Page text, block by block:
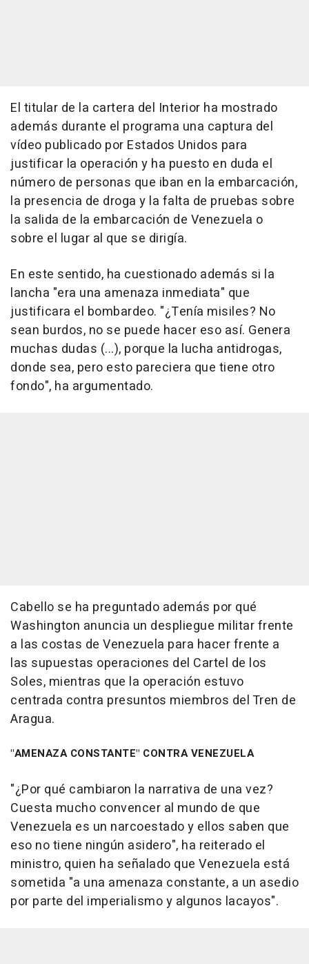
El titular de la cartera del Interior ha mostrado
además durante el programa una captura del
vídeo publicado por Estados Unidos para
justificar la operación y ha puesto en duda el
número de personas que iban en la embarcación,
la presencia de droga y la falta de pruebas sobre
la salida de la embarcación de Venezuela o
sobre el lugar al que se dirigía.
En este sentido, ha cuestionado además si la
lancha "era una amenaza inmediata" que
justificara el bombardeo. "¿Tenía misiles? No
sean burdos, no se puede hacer eso así. Genera
muchas dudas (...), porque la lucha antidrogas,
donde sea, pero esto pareciera que tiene otro
fondo", ha argumentado.
Cabello se ha preguntado además por qué
Washington anuncia un despliegue militar frente
a las costas de Venezuela para hacer frente a
las supuestas operaciones del Cartel de los
Soles, mientras que la operación estuvo
centrada contra presuntos miembros del Tren de
Aragua.
"AMENAZA CONSTANTE" CONTRA VENEZUELA
"¿Por qué cambiaron la narrativa de una vez?
Cuesta mucho convencer al mundo de que
Venezuela es un narcoestado y ellos saben que
eso no tiene ningún asidero", ha reiterado el
ministro, quien ha señalado que Venezuela está
sometida "a una amenaza constante, a un asedio
por parte del imperialismo y algunos lacayos".